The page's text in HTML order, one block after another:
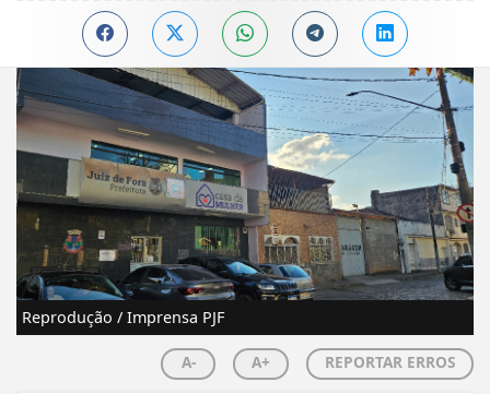
Reprodução / Imprensa PJF
A- A+ REPORTAR ERROS